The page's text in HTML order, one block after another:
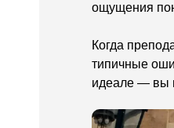
ощущения
Когда
типичные
идеале — вы